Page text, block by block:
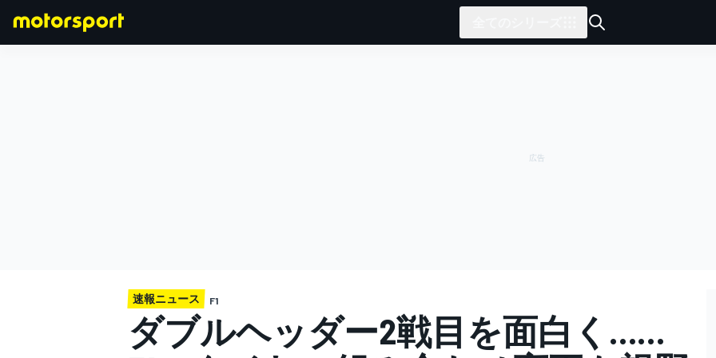
速報ニュース F1
ダブルヘッダー2戦目を面白く……